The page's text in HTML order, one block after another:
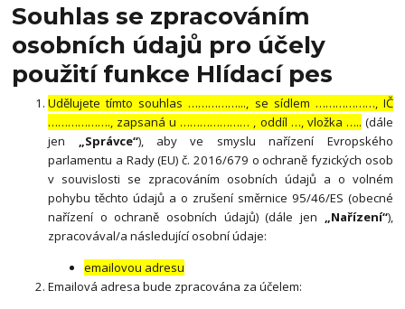
Souhlas se zpracováním
osobních údajů pro účely
použití funkce Hlídací pes
Udělujete tímto souhlas ……………..., se sídlem ………………, IČ
………………., zapsaná u ………………… , oddíl …, vložka ….. (dále
jen „Správce“), aby ve smyslu nařízení Evropského
parlamentu a Rady (EU) č. 2016/679 o ochraně fyzických osob
v souvislosti se zpracováním osobních údajů a o volném
pohybu těchto údajů a o zrušení směrnice 95/46/ES (obecné
nařízení o ochraně osobních údajů) (dále jen „Nařízení“),
zpracovával/a následující osobní údaje:
emailovou adresu
Emailová adresa bude zpracována za účelem: